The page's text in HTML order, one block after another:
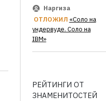
Наргиза
ОТЛОЖИЛ «Соло на
ундервуде. Соло на
IBM»
РЕЙТИНГИ ОТ
ЗНАМЕНИТОСТЕЙ